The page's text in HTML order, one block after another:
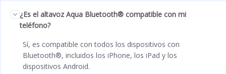
¿Es el altavoz Aqua Bluetooth® compatible con mi
teléfono?
Sí, es compatible con todos los dispositivos con
Bluetooth®, incluidos los iPhone, los iPad y los
dispositivos Android.